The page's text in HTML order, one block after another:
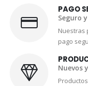
PAGO
Seguro
Nuestras
pago
Nuevos